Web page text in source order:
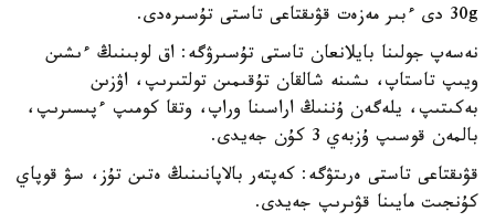
30g دى ءبىر مەزەت قۋىقتاعى تاستى تۇسىرەدى.
نەسەپ جولىنا بايلانعان تاستى تۇسىرۋگە: اق لوبىنىڭ ءىشىن
ويىپ تاستاپ، ىشىنە شالقان تۇقىمىن تولتىرىپ، اۋزىن
بەكىتىپ، يلەگەن ۇننىڭ اراسىنا وراپ، وتقا كومىپ ءپىسىرىپ،
بالمەن قوسىپ ۇزبەي 3 كۇن جەيدى.
قۋىقتاعى تاستى ەرىتۋگە: كەپتەر بالاپانىنىڭ ەتىن تۇز، سۋ قوپاي
كۇنجىت مايىنا قۋىرىپ جەيدى.